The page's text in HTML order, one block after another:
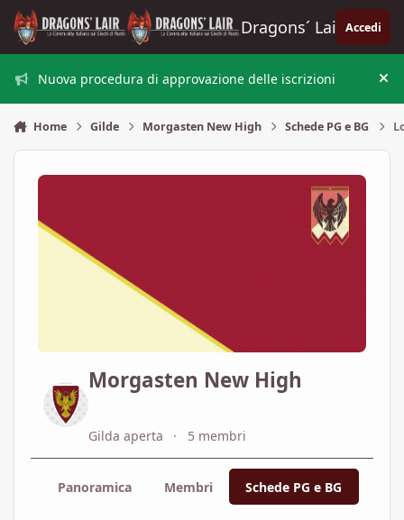
Vai al contenuto
Dragons´ Lair Accedi
Nuova procedura di approvazione delle iscrizioni
Home Gilde Morgasten New High Schede PG e BG
Morgasten New High
Gilda aperta 5 membri
Panoramica Membri Schede PG e BG